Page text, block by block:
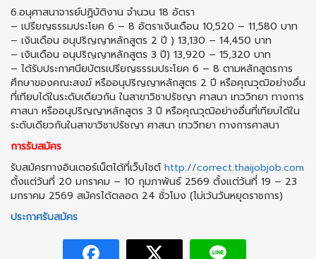
6.อนุศาสนาจารย์ปฏิบัติงาน จำนวน 18 อัตรา
– เปรียญธรรมประโยค 6 – 8 อัตราเงินเดือน 10,520 – 11,580 บาท
– เงินเดือน อนุปริญญาหลักสูตร 2 ปี ) 13,130 – 14,450 บาท
– เงินเดือน อนุปริญญาหลักสูตร 3 ปี) 13,920 – 15,320 บาท
– ได้รับประกาศนียบัตรเปรียญธรรมประโยค 6 – 8 ตามหลักสูตรการ
ศึกษาของคณะสงฆ์ หรืออนุปริญญาหลักสูตร 2 ปี หรือคุณวุฒิอย่างอื่น
ที่เทียบได้ในระดับเดียวกัน ในสาขาวิชาปรัชญา ศาสนา เทววิทยา ทางการ
ศาสนา หรืออนุปริญญาหลักสูตร 3 ปี หรือคุณวุฒิอย่างอื่นที่เทียบได้ใน
ระดับเดียวกันในสาขาวิชาปรัชญา ศาสนา เทววิทยา ทางการศาสนา
การรับสมัคร
รับสมัครทางอินเตอร์เน็ตได้ที่เว็บไซต์http://correct.thaijobjob.com
ตั้งแต่วันที่ 20 มกราคม – 10 กุมภาพันธ์ 2569 ตั้งแต่วันที่ 19 – 23
มกราคม 2569 สมัครได้ตลอด 24 ชั่วโมง (ไม่เว้นวันหยุดราชการ)
ประกาศรับสมัคร